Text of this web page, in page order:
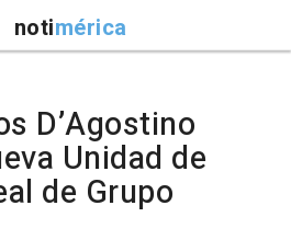
notimérica
D’Agostino
Unidad de
de Grupo